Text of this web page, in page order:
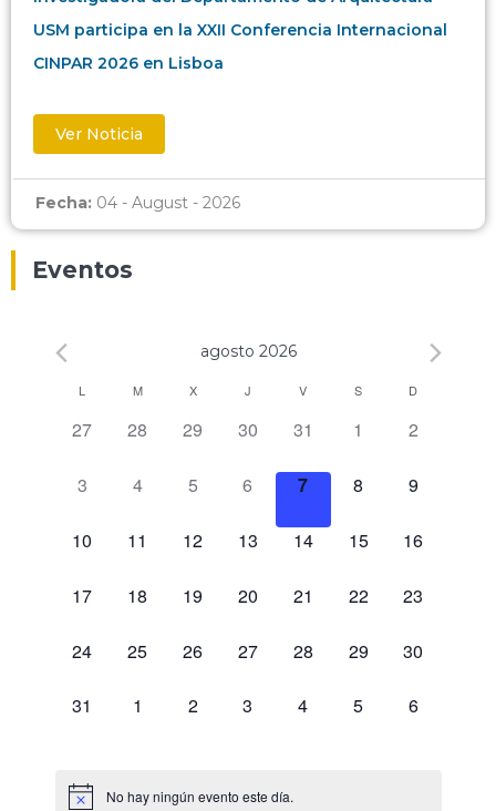
USM participa en la XXII Conferencia Internacional
CINPAR 2026 en Lisboa
Ver Noticia
Fecha: 04 - August - 2026
Eventos
agosto 2026
Calendario
de
Eventos
L M X J V S D
0 eventos,
27 0 eventos,
28 0 eventos,
29 0 eventos,
30 0 eventos,
31 0 eventos,
1 0 eventos,
2
0 eventos,
3 0 eventos,
4 0 eventos,
5 0 eventos,
6 0 eventos,
7 0 eventos,
8 0 eventos,
9
0 eventos,
10 0 eventos,
11 0 eventos,
12 0 eventos,
13 0 eventos,
14 0 eventos,
15 0 eventos,
16
0 eventos,
17 0 eventos,
18 0 eventos,
19 0 eventos,
20 0 eventos,
21 0 eventos,
22 0 eventos,
23
0 eventos,
24 0 eventos,
25 0 eventos,
26 0 eventos,
27 0 eventos,
28 0 eventos,
29 0 eventos,
30
0 eventos,
31 0 eventos,
1 0 eventos,
2 0 eventos,
3 0 eventos,
4 0 eventos,
5 0 eventos,
6
No hay ningún evento este día.